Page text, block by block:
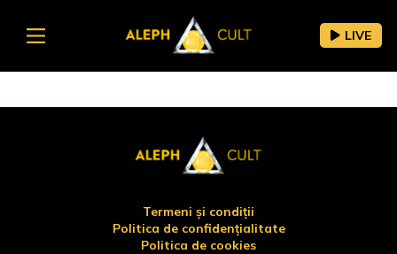
LIVE
Termeni și condiții
Politica de confidențialitate
Politica de cookies